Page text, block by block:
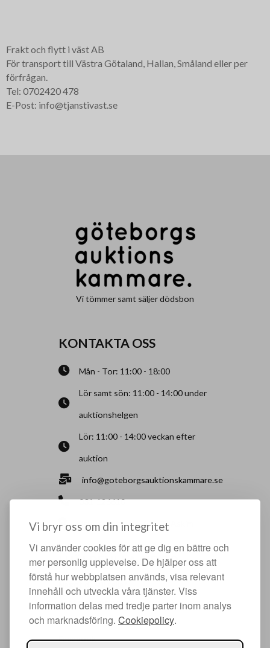
Vi bryr oss om din integritet
Vi använder cookies för att ge dig en bättre och
mer personlig upplevelse. De hjälper oss att
förstå hur webbplatsen används, visa relevant
innehåll och utveckla våra tjänster. Viss
information delas med tredje parter inom analys
och marknadsföring. Cookiepolicy.
Frakt och flytt i väst AB
För transport till Västra Götaland, Hallan, Småland eller per
förfrågan.
Tel: 0702420 478
E-Post: info@tjanstivast.se
Vi tömmer samt säljer dödsbon
KONTAKTA OSS
Mån - Tor: 11:00 - 18:00
Lör samt sön: 11:00 - 14:00 under
auktionshelgen
Lör: 11:00 - 14:00 veckan efter
auktion
info@goteborgsauktionskammare.se
031-126610
Sisjö Kullegata 6, 436 32 Askim
HJÄLPFULLA SIDOR
Något du vill sälja?
Att köpa hos oss
Om oss
Facebook